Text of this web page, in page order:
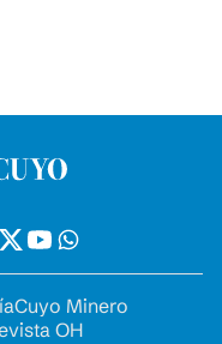
Cuyo Minero
OH